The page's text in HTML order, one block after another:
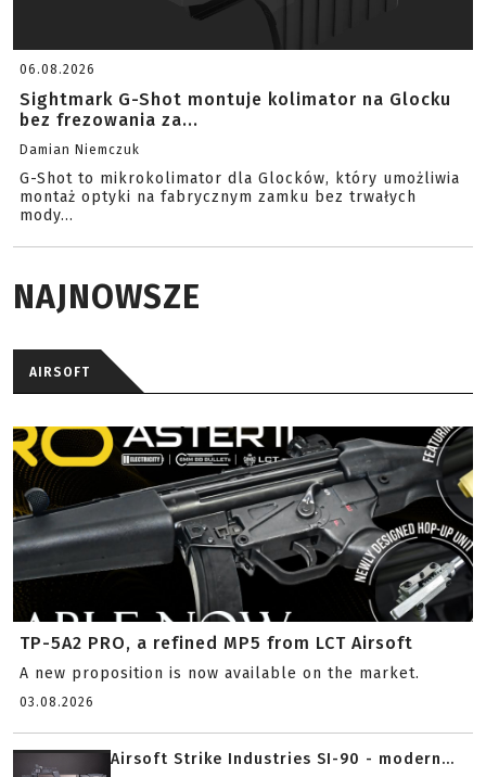
06.08.2026
Sightmark G-Shot montuje kolimator na Glocku
bez frezowania za...
Damian Niemczuk
G-Shot to mikrokolimator dla Glocków, który umożliwia
montaż optyki na fabrycznym zamku bez trwałych
mody...
NAJNOWSZE
AIRSOFT
TP-5A2 PRO, a refined MP5 from LCT Airsoft
A new proposition is now available on the market.
03.08.2026
Airsoft Strike Industries SI-90 - modern...